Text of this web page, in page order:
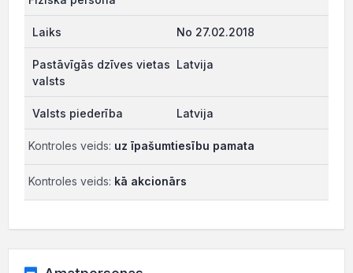
No 27.02.2018
Latvija
Latvija
Kontroles veids: uz īpašumtiesību pamata
Kontroles veids: kā akcionārs